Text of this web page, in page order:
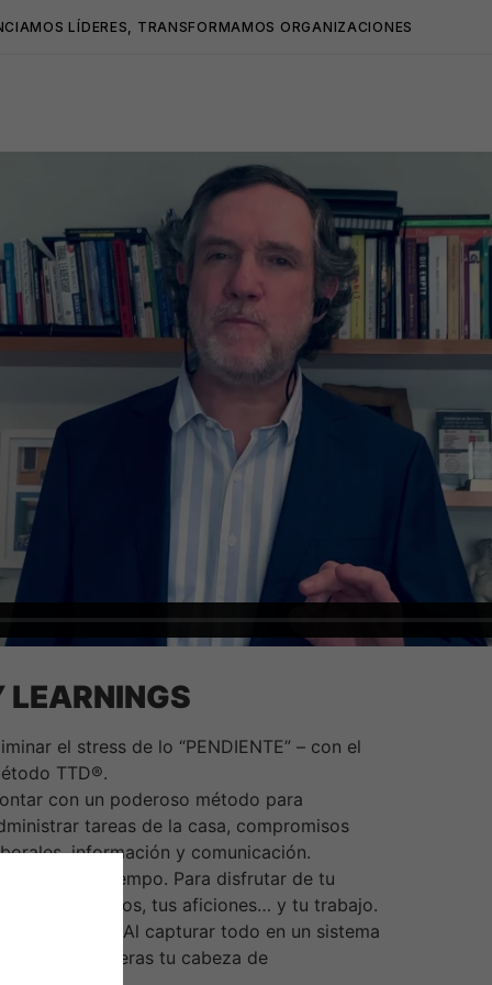
LÍDERES, TRANSFORMAMOS ORGANIZACIONES
LEARNINGS
el stress de lo “PENDIENTE” – con el
TTD®.
con un poderoso método para
tareas de la casa, compromisos
información y comunicación.
MÁS Tiempo. Para disfrutar de tu
tus amigos, tus aficiones… y tu trabajo.
Enfoque. Al capturar todo en un sistema
confianza liberas tu cabeza de